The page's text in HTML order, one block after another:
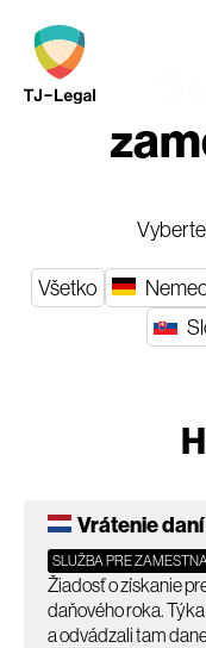
Všetko
Vrátenie
SLUŽBA PRE
Žiadosť o získanie
daňového roka.
a odvádzali tam